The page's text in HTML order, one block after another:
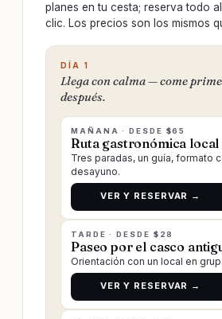
planes en tu cesta; reserva todo
clic. Los precios son los mismos
DÍA 1
Llega con calma — come
después.
MAÑANA · DESDE $65
Ruta gastronómica local
Tres paradas, un guía, formato
desayuno.
VER Y RESERVAR →
TARDE · DESDE $28
Paseo por el casco
Orientación con un local en
VER Y RESERVAR →